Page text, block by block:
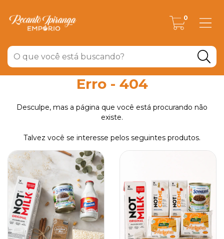
0
Erro - 404
Desculpe, mas a página que você está procurando não
existe.
Talvez você se interesse pelos seguintes produtos.